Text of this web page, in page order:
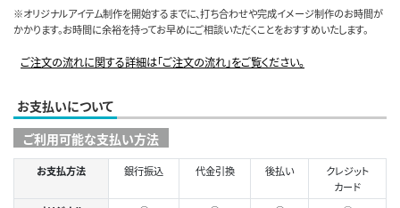
※オリジナルアイテム制作を開始するまでに、打ち合わせや完成イメージ制作のお時間が
かかります。お時間に余裕を持ってお早めにご相談いただくことをおすすめいたします。
ご注文の流れに関する詳細は「ご注文の流れ」をご覧ください。
お支払いについて
ご利用可能な支払い方法
お支払方法 銀行振込 代金引換 後払い
クレジット
カード